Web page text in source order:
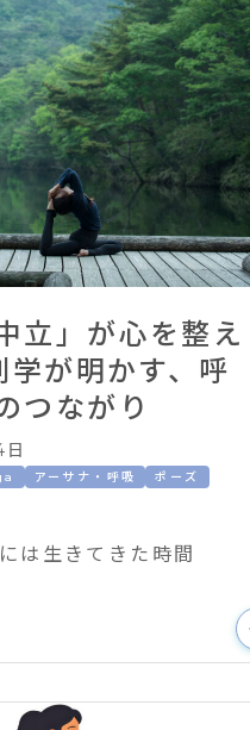
立」が心を整え
が明かす、呼
つながり
アーサナ・呼吸
ポーズ
は生きてきた時間